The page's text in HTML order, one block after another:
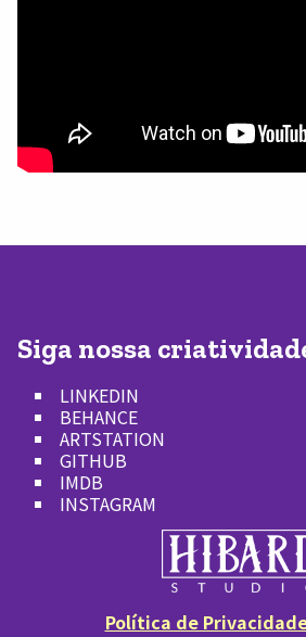
Siga nossa
LINKEDIN
BEHANCE
ARTSTATION
GITHUB
IMDB
INSTAGRAM
Política de